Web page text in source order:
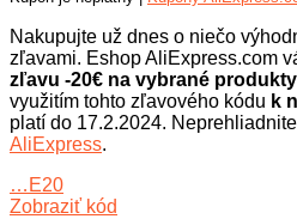
Nakupujte už dnes o niečo
zľavami. Eshop AliExpress.com
zľavu -20€ na vybrané produkty
využitím tohto zľavového kódu k
platí do 17.2.2024.
AliExpress.
…E20
Zobraziť kód